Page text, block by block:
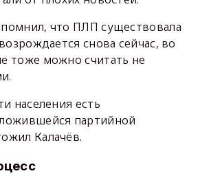
что ПЛП существовала
снова сейчас, во
тоже можно считать не
населения есть
партийной
Калачёв.